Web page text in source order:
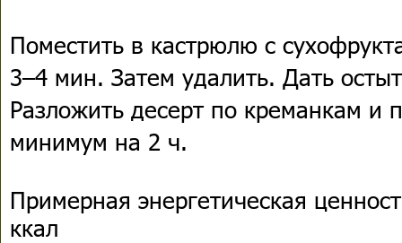
Поместить в кастрюлю с
3–4 мин. Затем удалить. Дать
Разложить десерт по креманкам и
минимум на 2 ч.
Примерная энергетическая
ккал